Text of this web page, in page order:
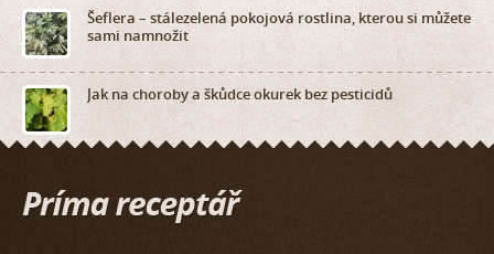
Šeflera – stálezelená pokojová rostlina, kterou si můžete
sami namnožit
Jak na choroby a škůdce okurek bez pesticidů